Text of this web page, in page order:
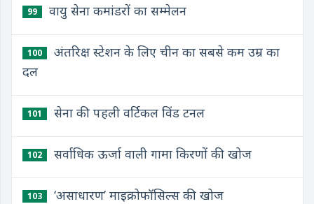
99 वायु सेना कमांडरों का सम्मेलन
100
अंतरिक्ष स्टेशन के लिए चीन का सबसे कम उम्र का
दल
101 सेना की पहली वर्टिकल विंड टनल
102 सर्वाधिक ऊर्जा वाली गामा किरणों की खोज
103 ‘असाधारण’ माइक्रोफॉसिल्स की खोज